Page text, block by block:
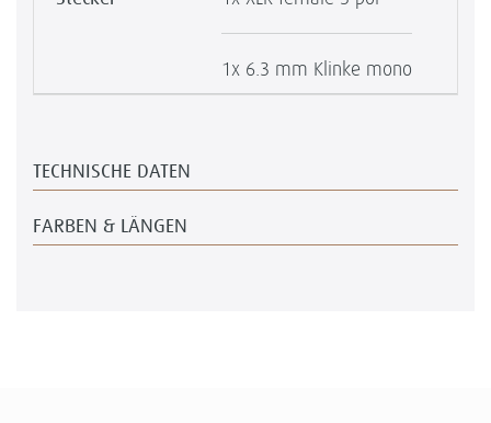
1x 6.3 mm Klinke mono
TECHNISCHE DATEN
FARBEN & LÄNGEN